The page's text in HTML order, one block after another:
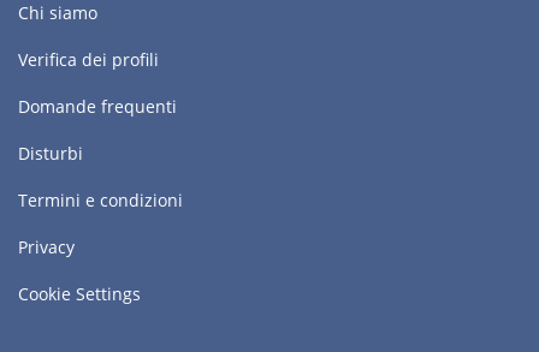
Chi siamo
Verifica dei profili
Domande frequenti
Disturbi
Termini e condizioni
Privacy
Cookie Settings